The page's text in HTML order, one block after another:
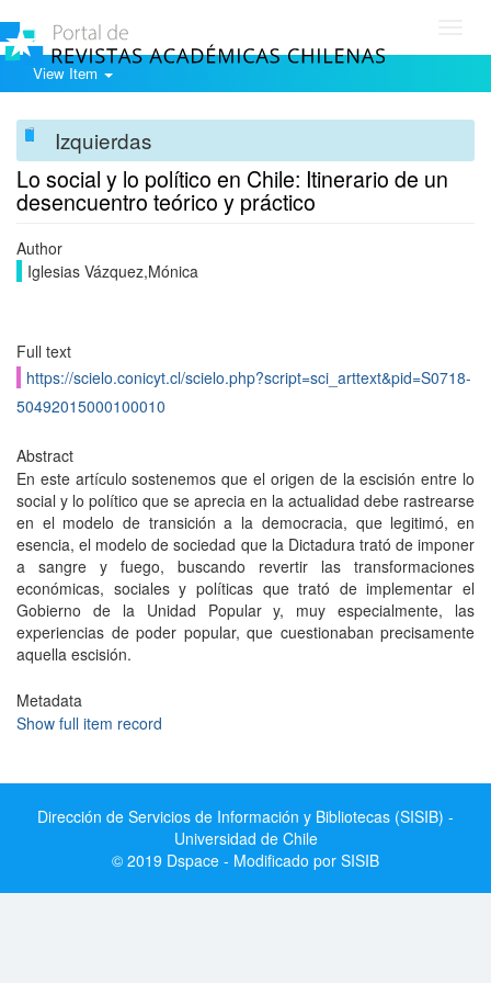
View Item
Izquierdas
Lo social y lo político en Chile: Itinerario de un
desencuentro teórico y práctico
Author
Iglesias Vázquez,Mónica
Full text
https://scielo.conicyt.cl/scielo.php?script=sci_arttext&pid=S0718-
50492015000100010
Abstract
En este artículo sostenemos que el origen de la escisión entre lo
social y lo político que se aprecia en la actualidad debe rastrearse
en el modelo de transición a la democracia, que legitimó, en
esencia, el modelo de sociedad que la Dictadura trató de imponer
a sangre y fuego, buscando revertir las transformaciones
económicas, sociales y políticas que trató de implementar el
Gobierno de la Unidad Popular y, muy especialmente, las
experiencias de poder popular, que cuestionaban precisamente
aquella escisión.
Metadata
Show full item record
Dirección de Servicios de Información y Bibliotecas (SISIB) -
Universidad de Chile
© 2019 Dspace - Modificado por SISIB